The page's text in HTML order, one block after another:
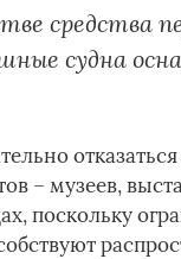
средства
судна
– музеев,
поскольку